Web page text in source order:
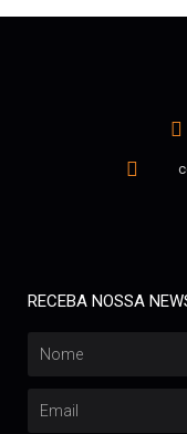
RECEBA NOSSA